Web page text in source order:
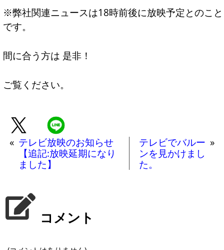
※弊社関連ニュースは18時前後に放映予定とのこと
です。
間に合う方は 是非！
ご覧ください。
« テレビ放映のお知らせ
【追記:放映延期になり
ました】
テレビでバルー
ンを見かけまし
た。
»
コメント